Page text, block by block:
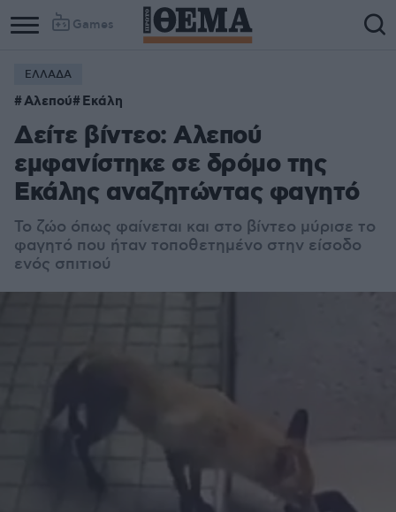
Games
ΕΛΛΑΔΑ
Αλεπού Εκάλη
Δείτε βίντεο: Αλεπού
εμφανίστηκε σε δρόμο της
Εκάλης αναζητώντας φαγητό
Το ζώο όπως φαίνεται και στο βίντεο μύρισε το
φαγητό που ήταν τοποθετημένο στην είσοδο
ενός σπιτιού